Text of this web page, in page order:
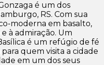
é um dos
RS. Com sua
moderna em basalto,
à admiração. Um
é um refúgio de fé
quem visita a cidade
em um dos seus